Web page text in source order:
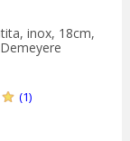
inox, 18cm,
(1)